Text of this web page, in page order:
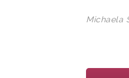
Michaela